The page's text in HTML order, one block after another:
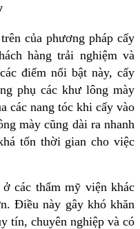
của phương pháp cấy
hàng trải nghiệm và
điểm nổi bật này, cấy
phụ các khư lông mày
các nang tóc khi cấy vào
mày cũng dài ra nhanh
tốn thời gian cho việc
các thẩm mỹ viện khác
Điều này gây khó khăn
tín, chuyên nghiệp và có